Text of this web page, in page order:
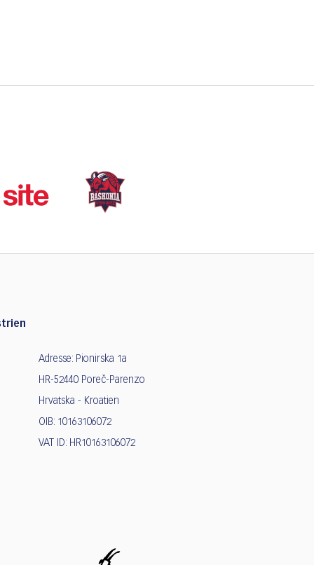
Adresse: Pionirska 1a
HR-52440 Poreč-Parenzo
Hrvatska - Kroatien
OIB: 10163106072
VAT ID: HR10163106072